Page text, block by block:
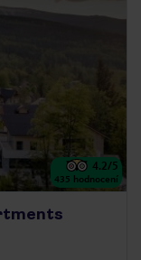
4.2/5
435 hodnocení